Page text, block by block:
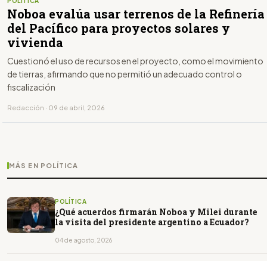
Noboa evalúa usar terrenos de la Refinería
del Pacífico para proyectos solares y
vivienda
Cuestionó el uso de recursos en el proyecto, como el movimiento
de tierras, afirmando que no permitió un adecuado control o
fiscalización
Redacción · 09 de abril, 2026
MÁS EN POLÍTICA
POLÍTICA
¿Qué acuerdos firmarán Noboa y Milei durante
la visita del presidente argentino a Ecuador?
04 de agosto, 2026